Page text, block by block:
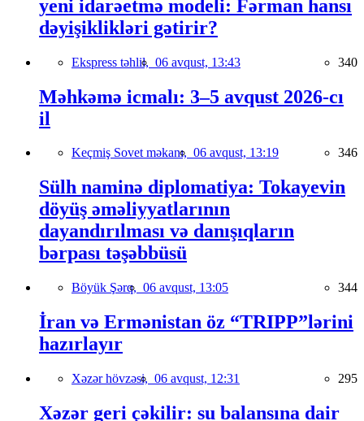
yeni idarəetmə modeli: Fərman hansı
dəyişiklikləri gətirir?
Ekspress təhlil, 06 avqust, 13:43 340
Məhkəmə icmalı: 3–5 avqust 2026-cı
il
Keçmiş Sovet məkanı, 06 avqust, 13:19 346
Sülh naminə diplomatiya: Tokayevin
döyüş əməliyyatlarının
dayandırılması və danışıqların
bərpası təşəbbüsü
Böyük Şərq, 06 avqust, 13:05 344
İran və Ermənistan öz “TRIPP”lərini
hazırlayır
Xəzər hövzəsi, 06 avqust, 12:31 295
Xəzər geri çəkilir: su balansına dair